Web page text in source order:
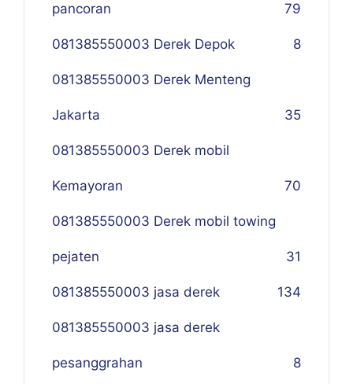
pancoran 79
081385550003 Derek Depok 8
081385550003 Derek Menteng
Jakarta 35
081385550003 Derek mobil
Kemayoran 70
081385550003 Derek mobil towing
pejaten 31
081385550003 jasa derek 134
081385550003 jasa derek
pesanggrahan 8